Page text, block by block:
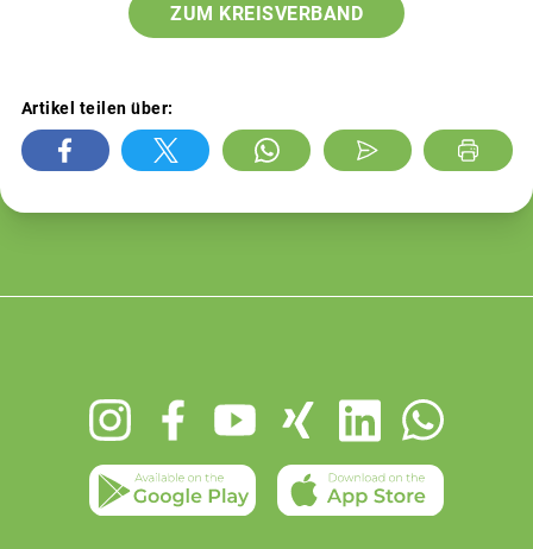
ZUM KREISVERBAND
Artikel teilen über: